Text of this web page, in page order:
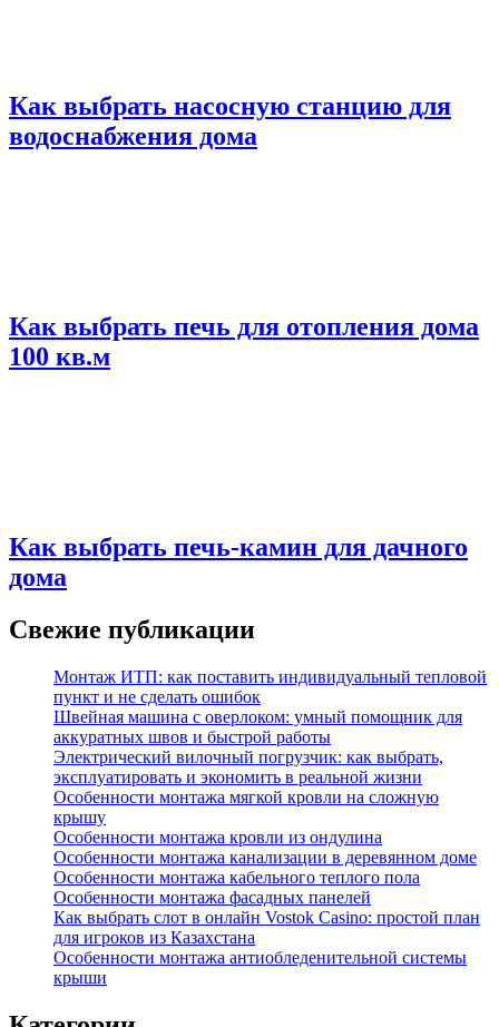
Как выбрать насосную станцию для
водоснабжения дома
Как выбрать печь для отопления дома
100 кв.м
Как выбрать печь-камин для дачного
дома
Свежие публикации
Монтаж ИТП: как поставить индивидуальный тепловой
пункт и не сделать ошибок
Швейная машина с оверлоком: умный помощник для
аккуратных швов и быстрой работы
Электрический вилочный погрузчик: как выбрать,
эксплуатировать и экономить в реальной жизни
Особенности монтажа мягкой кровли на сложную
крышу
Особенности монтажа кровли из ондулина
Особенности монтажа канализации в деревянном доме
Особенности монтажа кабельного теплого пола
Особенности монтажа фасадных панелей
Как выбрать слот в онлайн Vostok Casino: простой план
для игроков из Казахстана
Особенности монтажа антиобледенительной системы
крыши